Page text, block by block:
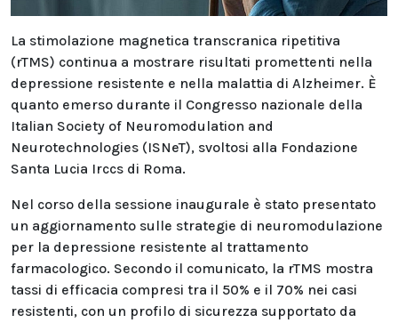
La stimolazione magnetica transcranica ripetitiva
(rTMS) continua a mostrare risultati promettenti nella
depressione resistente e nella malattia di Alzheimer. È
quanto emerso durante il Congresso nazionale della
Italian Society of Neuromodulation and
Neurotechnologies (ISNeT), svoltosi alla Fondazione
Santa Lucia Irccs di Roma.
Nel corso della sessione inaugurale è stato presentato
un aggiornamento sulle strategie di neuromodulazione
per la depressione resistente al trattamento
farmacologico. Secondo il comunicato, la rTMS mostra
tassi di efficacia compresi tra il 50% e il 70% nei casi
resistenti, con un profilo di sicurezza supportato da